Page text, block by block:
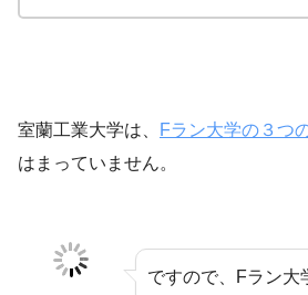
室蘭工業大学は、 Fラン大学の３つ
はまっていません。
ですので、Fラン大